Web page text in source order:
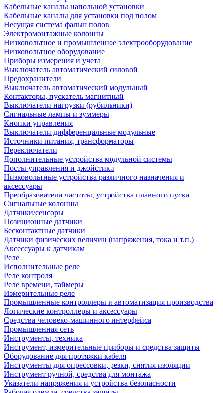
Кабельные каналы напольной установки
Кабельные каналы для установки под полом
Несущая система фальш полов
Электромонтажные колонны
Низковольтное и промышленное электрооборудование
Низковольтное оборудование
Приборы измерения и учета
Выключатель автоматический силовой
Предохранители
Выключатель автоматический модульный
Контакторы, пускатель магнитный
Выключатели нагрузки (рубильники)
Сигнальные лампы и зуммеры
Кнопки управления
Выключатели дифференцальные модульные
Источники питания, трансформаторы
Переключатели
Дополнительные устройства модульной системы
Посты управления и джойстики
Низковольтные устройства различного назначения и
аксессуары
Преобразователи частоты, устройства плавного пуска
Сигнальные колонны
Датчики/сенсоры
Позиционные датчики
Бесконтактные датчики
Датчики физических величин (напряжения, тока и т.п.)
Аксессуары к датчикам
Реле
Исполнительные реле
Реле контроля
Реле времени, таймеры
Измерительные реле
Промышленные контроллеры и автоматизация производства
Логические контроллеры и аксессуары
Средства человеко-машинного интерфейса
Промышленная сеть
Инструменты, техника
Инструмент, измерительные приборы и средства защиты
Оборудование для протяжки кабеля
Инструменты для опрессовки, резки, снятия изоляции
Инструмент ручной, средства для монтажа
Указатели напряжения и устройства безопасности